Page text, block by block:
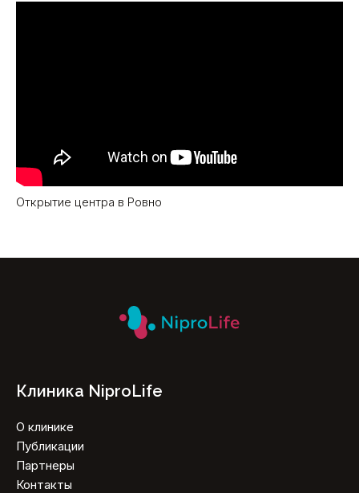
Открытие центра в Ровно
Клиника NiproLife
О клинике
Публикации
Партнеры
Контакты